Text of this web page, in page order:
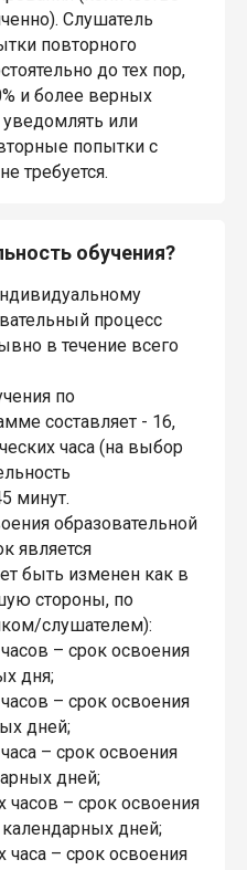
Слушатель
повторного
до тех пор,
и более верных
или
попытки с
требуется.
обучения?
процесс
в течение всего
по
составляет - 16,
часа (на выбор
минут.
образовательной
является
быть изменен как в
стороны, по
слушателем):
– срок освоения
дня;
– срок освоения
дней;
– срок освоения
дней;
часов – срок освоения
дней;
часа – срок освоения